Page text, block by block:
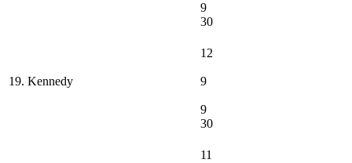
9
30
19. Kennedy
12
9
9
30
11